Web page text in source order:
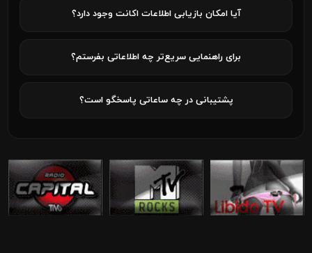
آیا امکان بازیابی اطلاعات اکانت وجود دارد؟
برای راهنمایی سریع‌تر چه اطلاعاتی بفرستم؟
پشتیبانی در چه ساعاتی پاسخگو است؟